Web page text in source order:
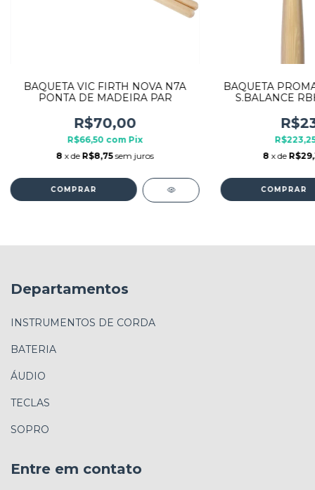
BAQUETA VIC FIRTH NOVA N7A
PONTA DE MADEIRA PAR
R$70,00
R$66,50 com Pix
8 x de R$8,75 sem juros
BAQUETA
S.BALANCE
8 x de
Departamentos
INSTRUMENTOS DE CORDA
BATERIA
ÁUDIO
TECLAS
SOPRO
Entre em contato